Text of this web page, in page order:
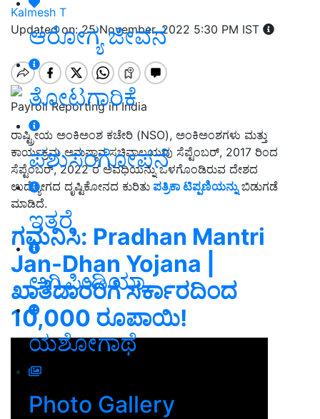
ಆರೋಗ್ಯ ಜೀವನ
ತೋಟಗಾರಿಕೆ
ಪಶುಸಂಗೋಪನೆ
ಇತರೆ
ಅಗ್ರಿಪೀಡಿಯಾ
ಯಶೋಗಾಥೆ
Photo Gallery
Kalmesh T
Updated on: 25 November, 2022 5:30 PM IST
Payroll Reporting in India
ರಾಷ್ಟ್ರೀಯ ಅಂಕಿಅಂಶ ಕಚೇರಿ (NSO), ಅಂಕಿಅಂಶಗಳು ಮತ್ತು
ಕಾರ್ಯಕ್ರಮ ಅನುಷ್ಠಾನ ಸಚಿವಾಲಯವು ಸೆಪ್ಟೆಂಬರ್, 2017 ರಿಂದ
ಸೆಪ್ಟೆಂಬರ್, 2022 ರ ಅವಧಿಯನ್ನು ಒಳಗೊಂಡಿರುವ ದೇಶದ
ಉದ್ಯೋಗದ ದೃಷ್ಟಿಕೋನದ ಕುರಿತು ಪತ್ರಿಕಾ ಟಿಪ್ಪಣಿಯನ್ನುಬಿಡುಗಡೆ
ಮಾಡಿದೆ.
ಗಮನಿಸಿ: Pradhan Mantri
Jan-Dhan Yojana |
ಖಾತೆದಾರರಿಗೆ ಸರ್ಕಾರದಿಂದ
10,000 ರೂಪಾಯಿ!